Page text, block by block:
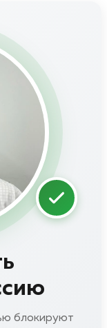
блокируют